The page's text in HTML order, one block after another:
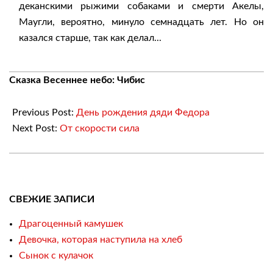
деканскими рыжими собаками и смерти Акелы,
Маугли, вероятно, минуло семнадцать лет. Но он
казался старше, так как делал...
2018-
24
Сказка Весеннее небо: Чибис
Previous Post: День рождения дяди Федора
Next Post: От скорости сила
СВЕЖИЕ ЗАПИСИ
Драгоценный камушек
Девочка, которая наступила на хлеб
Сынок с кулачок